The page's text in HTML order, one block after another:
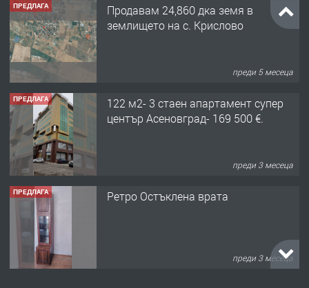
ПРЕДЛАГА
Продавам 24,860 дка земя в
землището на с. Крислово
преди 5 месеца
ПРЕДЛАГА
122 м2- 3 стаен апартамент супер
център Асеновград- 169 500 €.
преди 3 месеца
ПРЕДЛАГА Ретро Остъклена врата
преди 3 месеца